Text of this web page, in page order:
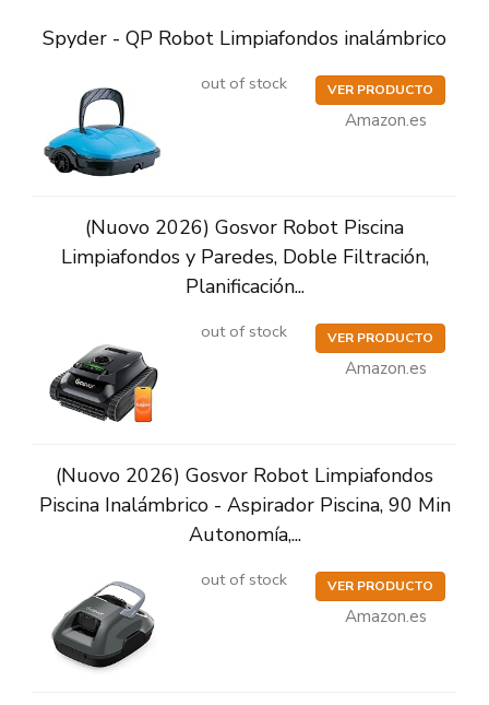
Spyder - QP Robot Limpiafondos inalámbrico
out of stock VER PRODUCTO
Amazon.es
(Nuovo 2026) Gosvor Robot Piscina
Limpiafondos y Paredes, Doble Filtración,
Planificación...
out of stock VER PRODUCTO
Amazon.es
(Nuovo 2026) Gosvor Robot Limpiafondos
Piscina Inalámbrico - Aspirador Piscina, 90 Min
Autonomía,...
out of stock VER PRODUCTO
Amazon.es